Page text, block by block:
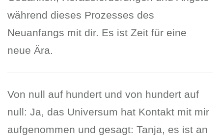
während dieses Prozesses des
Neuanfangs mit dir. Es ist Zeit für eine
neue Ära.
Von null auf hundert und von hundert auf
null: Ja, das Universum hat Kontakt mit mir
aufgenommen und gesagt: Tanja, es ist an